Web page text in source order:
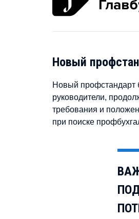
Новый
Новый профстандарт
руководители,
требования и
при поиске